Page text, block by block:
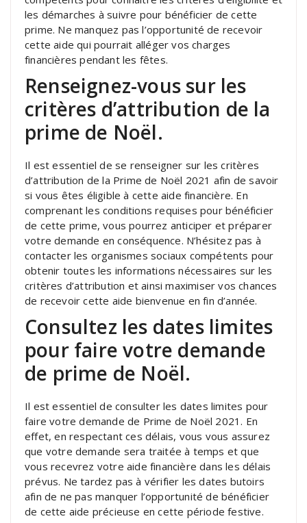
les démarches à suivre pour bénéficier de cette
prime. Ne manquez pas l’opportunité de recevoir
cette aide qui pourrait alléger vos charges
financières pendant les fêtes.
Renseignez-vous sur les
critères d’attribution de la
prime de Noël.
Il est essentiel de se renseigner sur les critères
d’attribution de la Prime de Noël 2021 afin de savoir
si vous êtes éligible à cette aide financière. En
comprenant les conditions requises pour bénéficier
de cette prime, vous pourrez anticiper et préparer
votre demande en conséquence. N’hésitez pas à
contacter les organismes sociaux compétents pour
obtenir toutes les informations nécessaires sur les
critères d’attribution et ainsi maximiser vos chances
de recevoir cette aide bienvenue en fin d’année.
Consultez les dates limites
pour faire votre demande
de prime de Noël.
Il est essentiel de consulter les dates limites pour
faire votre demande de Prime de Noël 2021. En
effet, en respectant ces délais, vous vous assurez
que votre demande sera traitée à temps et que
vous recevrez votre aide financière dans les délais
prévus. Ne tardez pas à vérifier les dates butoirs
afin de ne pas manquer l’opportunité de bénéficier
de cette aide précieuse en cette période festive.